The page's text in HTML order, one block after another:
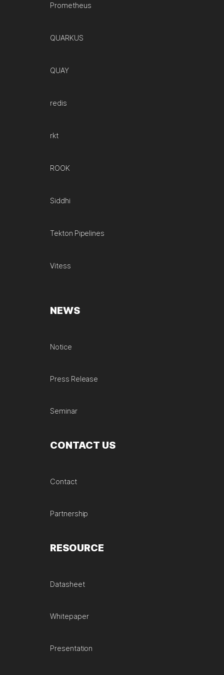
Prometheus
QUARKUS
QUAY
redis
rkt
ROOK
Siddhi
Tekton Pipelines
Vitess
NEWS
Notice
Press Release
Seminar
CONTACT US
Contact
Partnership
RESOURCE
Datasheet
Whitepaper
Presentation